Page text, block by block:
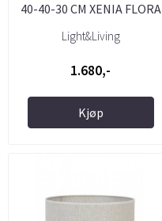
40-40-30 CM XENIA FLORA
...
Light&Living
1.680,-
Kjøp